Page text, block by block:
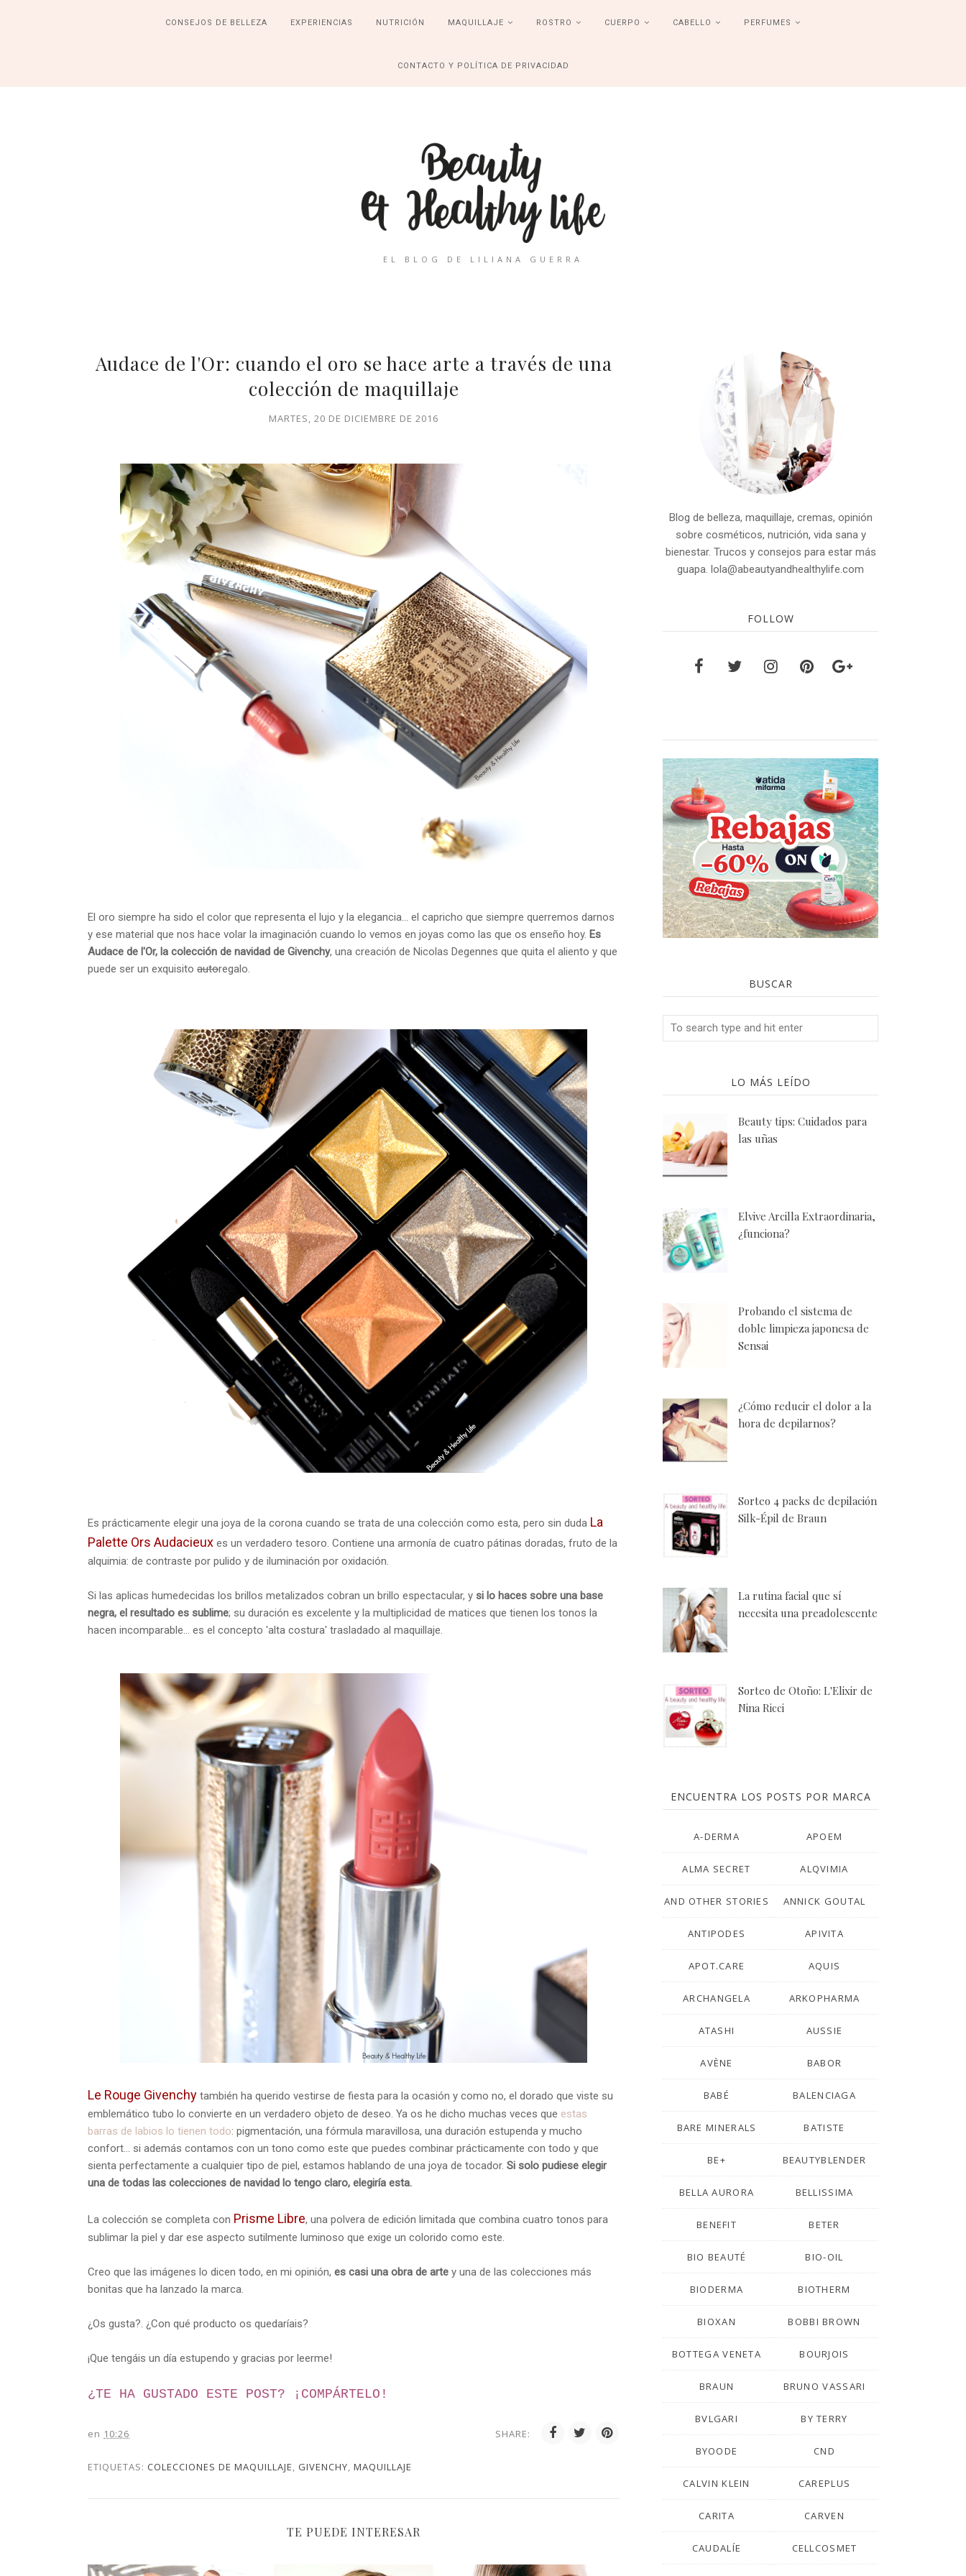
CONSEJOS DE BELLEZA EXPERIENCIAS NUTRICIÓN MAQUILLAJE ROSTRO CUERPO CABELLO PERFUMES
CONTACTO Y POLÍTICA DE PRIVACIDAD
EL BLOG DE LILIANA GUERRA
Audace de l'Or: cuando el oro se hace arte a través de una
colección de maquillaje
MARTES, 20 DE DICIEMBRE DE 2016
El oro siempre ha sido el color que representa el lujo y la elegancia... el capricho que siempre querremos darnos
y ese material que nos hace volar la imaginación cuando lo vemos en joyas como las que os enseño hoy. Es
Audace de l'Or, la colección de navidad de Givenchy, una creación de Nicolas Degennes que quita el aliento y que
puede ser un exquisito autoregalo.
Es prácticamente elegir una joya de la corona cuando se trata de una colección como esta, pero sin duda La
Palette Ors Audacieux es un verdadero tesoro. Contiene una armonía de cuatro pátinas doradas, fruto de la
alquimia: de contraste por pulido y de iluminación por oxidación.
Si las aplicas humedecidas los brillos metalizados cobran un brillo espectacular, y si lo haces sobre una base
negra, el resultado es sublime; su duración es excelente y la multiplicidad de matices que tienen los tonos la
hacen incomparable... es el concepto 'alta costura' trasladado al maquillaje.
Le Rouge Givenchy también ha querido vestirse de fiesta para la ocasión y como no, el dorado que viste su
emblemático tubo lo convierte en un verdadero objeto de deseo. Ya os he dicho muchas veces que estas
barras de labios lo tienen todo: pigmentación, una fórmula maravillosa, una duración estupenda y mucho
confort... si además contamos con un tono como este que puedes combinar prácticamente con todo y que
sienta perfectamente a cualquier tipo de piel, estamos hablando de una joya de tocador. Si solo pudiese elegir
una de todas las colecciones de navidad lo tengo claro, elegiría esta.
La colección se completa con Prisme Libre, una polvera de edición limitada que combina cuatro tonos para
sublimar la piel y dar ese aspecto sutilmente luminoso que exige un colorido como este.
Creo que las imágenes lo dicen todo, en mi opinión, es casi una obra de arte y una de las colecciones más
bonitas que ha lanzado la marca.
¿Os gusta?. ¿Con qué producto os quedaríais?
¡Que tengáis un día estupendo y gracias por leerme!
¿TE HA GUSTADO ESTE POST? ¡ COMPÁRTELO!
en 10:26 SHARE:
ETIQUETAS: COLECCIONES DE MAQUILLAJE, GIVENCHY, MAQUILLAJE
TE PUEDE INTERESAR
Blog de belleza, maquillaje, cremas, opinión
sobre cosméticos, nutrición, vida sana y
bienestar. Trucos y consejos para estar más
guapa. lola@abeautyandhealthylife.com
FOLLOW
BUSCAR
LO MÁS LEÍDO
Beauty tips: Cuidados para
las uñas
Elvive Arcilla Extraordinaria,
¿funciona?
Probando el sistema de
doble limpieza japonesa de
Sensai
¿Cómo reducir el dolor a la
hora de depilarnos?
Sorteo 4 packs de depilación
Silk-Épil de Braun
La rutina facial que sí
necesita una preadolescente
Sorteo de Otoño: L'Elixir de
Nina Ricci
ENCUENTRA LOS POSTS POR MARCA
A-DERMA APOEM
ALMA SECRET ALQVIMIA
AND OTHER STORIES ANNICK GOUTAL
ANTIPODES APIVITA
APOT.CARE AQUIS
ARCHANGELA ARKOPHARMA
ATASHI AUSSIE
AVÈNE BABOR
BABÉ BALENCIAGA
BARE MINERALS BATISTE
BE+ BEAUTYBLENDER
BELLA AURORA BELLISSIMA
BENEFIT BETER
BIO BEAUTÉ BIO-OIL
BIODERMA BIOTHERM
BIOXAN BOBBI BROWN
BOTTEGA VENETA BOURJOIS
BRAUN BRUNO VASSARI
BVLGARI BY TERRY
BYOODE CND
CALVIN KLEIN CAREPLUS
CARITA CARVEN
CAUDALÍE CELLCOSMET